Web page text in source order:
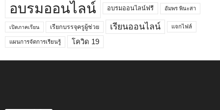
อบรมออนไลน์ อบรมออนไลน์ฟรี อัมพร พินะสา
เปิดภาคเรียน เรียกบรรจุครูผู้ช่วย เรียนออนไลน์ แจกไฟล์
แผนการจัดการเรียนรู้ โควิด 19